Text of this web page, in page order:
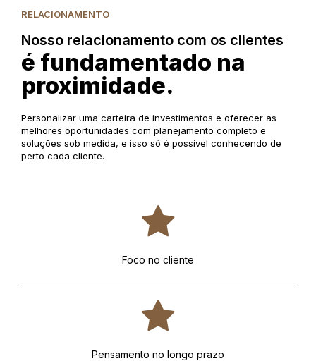
RELACIONAMENTO
Nosso relacionamento com os clientes
é fundamentado na
proximidade.
Personalizar uma carteira de investimentos e oferecer as
melhores oportunidades com planejamento completo e
soluções sob medida, e isso só é possível conhecendo de
perto cada cliente.
Foco no cliente
Pensamento no longo prazo